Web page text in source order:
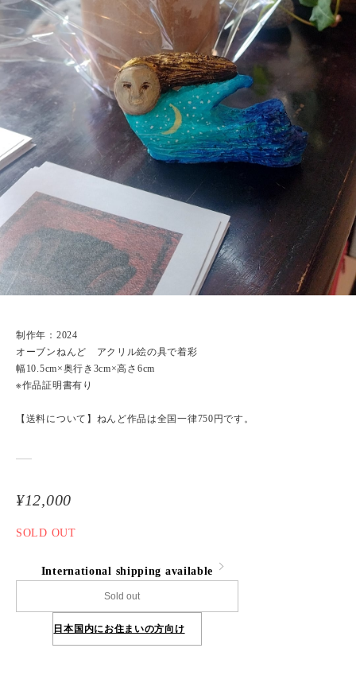
制作年：2024
オーブンねんど アクリル絵の具で着彩
幅10.5cm×奥行き3cm×高さ6cm
※作品証明書有り
【送料について】ねんど作品は全国一律750円です。
¥12,000
SOLD OUT
International shipping available
Sold out
日本国内にお住まいの方向け